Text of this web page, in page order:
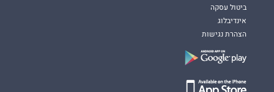
ביטול עסקה
אינדיבלוג
הצהרת נגישות